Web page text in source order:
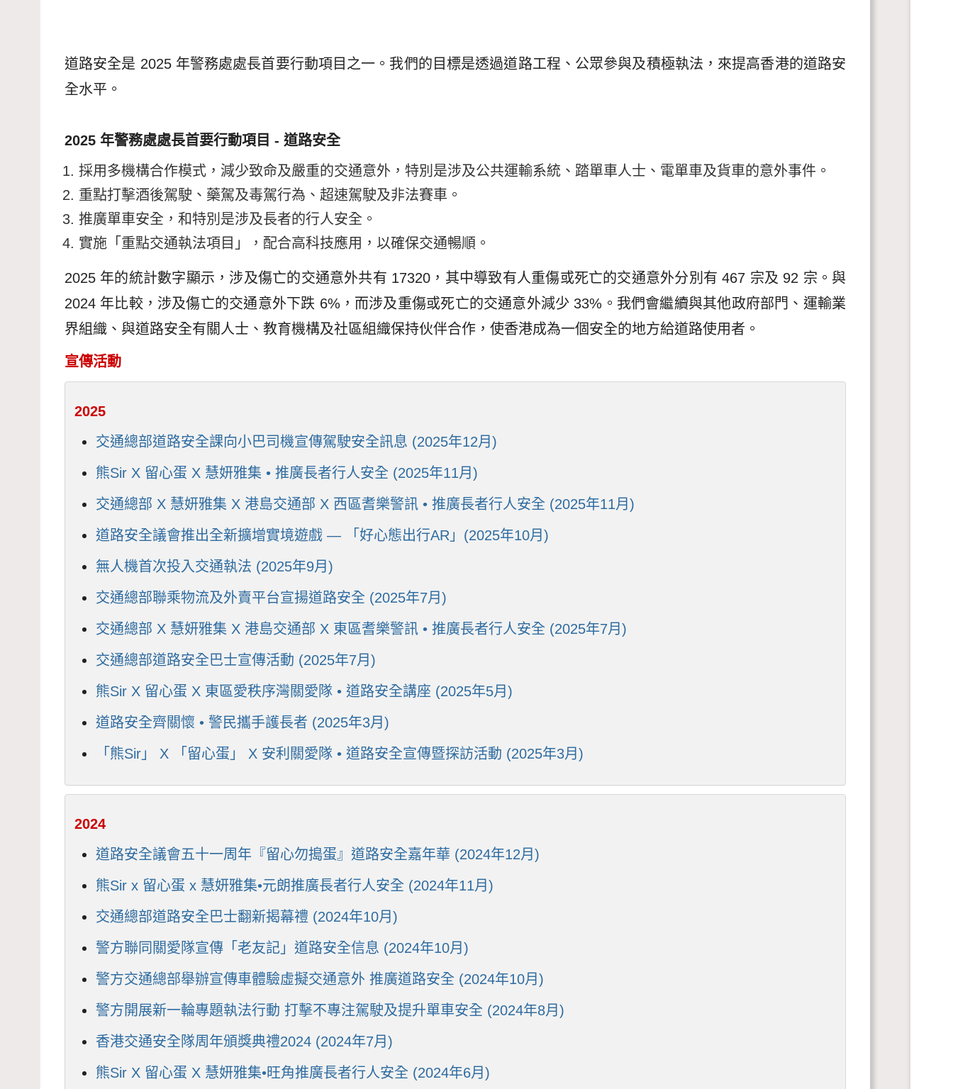
道路安全是 2025 年警務處處長首要行動項目之一。我們的目標是透過道路工程、公眾參與及積極執法，來提高香港的道路安
全水平。
2025 年警務處處長首要行動項目 - 道路安全
採用多機構合作模式，減少致命及嚴重的交通意外，特別是涉及公共運輸系統、踏單車人士、電單車及貨車的意外事件。
重點打擊酒後駕駛、藥駕及毒駕行為、超速駕駛及非法賽車。
推廣單車安全，和特別是涉及長者的行人安全。
實施「重點交通執法項目」，配合高科技應用，以確保交通暢順。
2025 年的統計數字顯示，涉及傷亡的交通意外共有 17320，其中導致有人重傷或死亡的交通意外分別有 467 宗及 92 宗。與
2024 年比較，涉及傷亡的交通意外下跌 6%，而涉及重傷或死亡的交通意外減少 33%。我們會繼續與其他政府部門、運輸業
界組織、與道路安全有關人士、教育機構及社區組織保持伙伴合作，使香港成為一個安全的地方給道路使用者。
宣傳活動
2025
交通總部道路安全課向小巴司機宣傳駕駛安全訊息 (2025年12月)
熊Sir X 留心蛋 X 慧妍雅集 • 推廣長者行人安全 (2025年11月)
交通總部 X 慧妍雅集 X 港島交通部 X 西區耆樂警訊 • 推廣長者行人安全 (2025年11月)
道路安全議會推出全新擴增實境遊戲 — 「好心態出行AR」(2025年10月)
無人機首次投入交通執法 (2025年9月)
交通總部聯乘物流及外賣平台宣揚道路安全 (2025年7月)
交通總部 X 慧妍雅集 X 港島交通部 X 東區耆樂警訊 • 推廣長者行人安全 (2025年7月)
交通總部道路安全巴士宣傳活動 (2025年7月)
熊Sir X 留心蛋 X 東區愛秩序灣關愛隊 • 道路安全講座 (2025年5月)
道路安全齊關懷 • 警民攜手護長者 (2025年3月)
「熊Sir」 X 「留心蛋」 X 安利關愛隊 • 道路安全宣傳暨探訪活動 (2025年3月)
2024
道路安全議會五十一周年『留心勿搗蛋』道路安全嘉年華 (2024年12月)
熊Sir x 留心蛋 x 慧妍雅集•元朗推廣長者行人安全 (2024年11月)
交通總部道路安全巴士翻新揭幕禮 (2024年10月)
警方聯同關愛隊宣傳「老友記」道路安全信息 (2024年10月)
警方交通總部舉辦宣傳車體驗虛擬交通意外 推廣道路安全 (2024年10月)
警方開展新一輪專題執法行動 打擊不專注駕駛及提升單車安全 (2024年8月)
香港交通安全隊周年頒獎典禮2024 (2024年7月)
熊Sir X 留心蛋 X 慧妍雅集•旺角推廣長者行人安全 (2024年6月)